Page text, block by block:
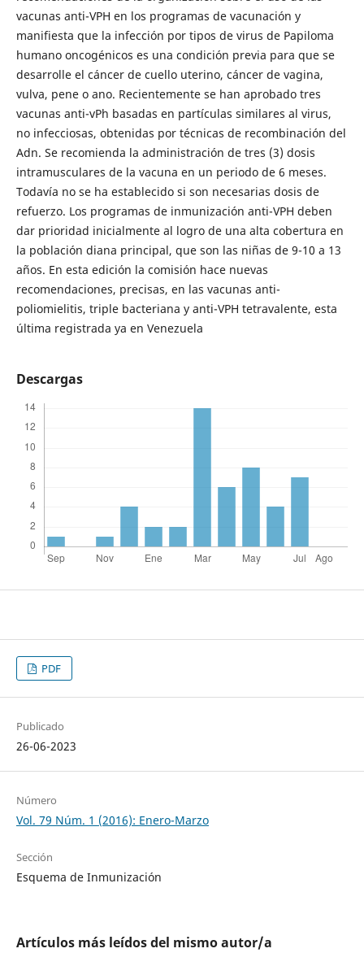
vacunas anti-VPH en los programas de vacunación y
manifiesta que la infección por tipos de virus de Papiloma
humano oncogénicos es una condición previa para que se
desarrolle el cáncer de cuello uterino, cáncer de vagina,
vulva, pene o ano. Recientemente se han aprobado tres
vacunas anti-vPh basadas en partículas similares al virus,
no infecciosas, obtenidas por técnicas de recombinación del
Adn. Se recomienda la administración de tres (3) dosis
intramusculares de la vacuna en un periodo de 6 meses.
Todavía no se ha establecido si son necesarias dosis de
refuerzo. Los programas de inmunización anti-VPH deben
dar prioridad inicialmente al logro de una alta cobertura en
la población diana principal, que son las niñas de 9-10 a 13
años. En esta edición la comisión hace nuevas
recomendaciones, precisas, en las vacunas anti-
poliomielitis, triple bacteriana y anti-VPH tetravalente, esta
última registrada ya en Venezuela
Descargas
PDF
Publicado
26-06-2023
Número
Vol. 79 Núm. 1 (2016): Enero-Marzo
Sección
Esquema de Inmunización
Artículos más leídos del mismo autor/a